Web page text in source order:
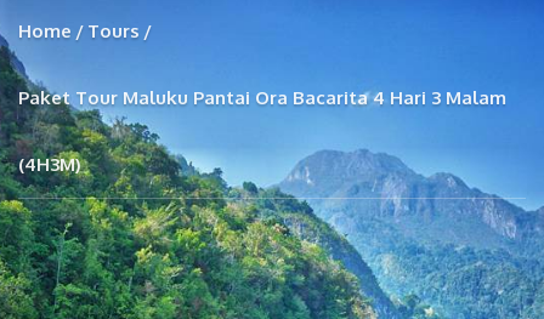
Home Tours
Paket Tour Maluku Pantai Ora Bacarita 4 Hari 3 Malam
(4H3M)